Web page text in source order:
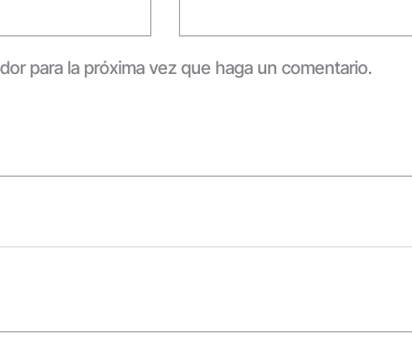
para la próxima vez que haga un comentario.